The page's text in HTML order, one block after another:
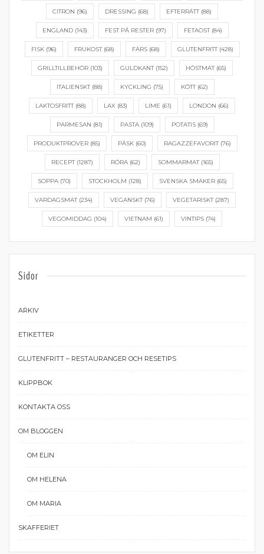
CITRON (96) DRESSING (68) EFTERRÄTT(88)
ENGLAND(143) FEST PÅ RESTER(97) FETAOST(84)
FISK(96) FRUKOST(68) FÄRS(68) GLUTENFRITT(428)
GRILLTILLBEHÖR (103) GULDKANT(152) HÖSTMAT(65)
ITALIENSKT(88) KYCKLING (75) KÖTT(62)
LAKTOSFRITT(88) LAX (83) LIME (61) LONDON (66)
PARMESAN (81) PASTA(109) POTATIS(69)
PRODUKTPROVER(85) PÅSK(60) RAGAZZEFAVORIT(76)
RECEPT(1287) RÖRA(62) SOMMARMAT(165)
SOPPA(70) STOCKHOLM (128) SVENSKA SMAKER(65)
VARDAGSMAT(234) VEGANSKT(76) VEGETARISKT(287)
VEGOMIDDAG (104) VIETNAM (61) VINTIPS (74)
Sidor
ARKIV
ETIKETTER
GLUTENFRITT – RESTAURANGER OCH RESETIPS
KLIPPBOK
KONTAKTA OSS
OM BLOGGEN
OM ELIN
OM HELENA
OM MARIA
SKAFFERIET